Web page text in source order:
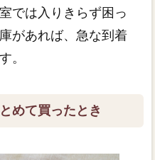
では入りきらず困っ
があれば、急な到着
。
めて買ったとき